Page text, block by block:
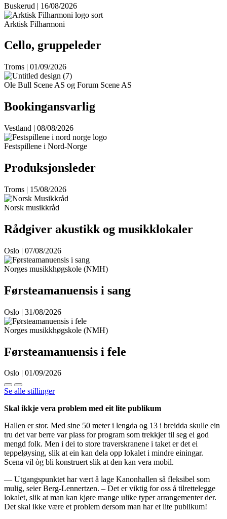
Buskerud | 16/08/2026
Arktisk Filharmoni
Cello, gruppeleder
Troms | 01/09/2026
Ole Bull Scene AS og Forum Scene AS
Bookingansvarlig
Vestland | 08/08/2026
Festspillene i Nord-Norge
Produksjonsleder
Troms | 15/08/2026
Norsk musikkråd
Rådgiver akustikk og musikklokaler
Oslo | 07/08/2026
Norges musikkhøgskole (NMH)
Førsteamanuensis i sang
Oslo | 31/08/2026
Norges musikkhøgskole (NMH)
Førsteamanuensis i fele
Oslo | 01/09/2026
Se alle stillinger
Skal ikkje vera problem med eit lite publikum
Hallen er stor. Med sine 50 meter i lengda og 13 i breidda skulle ein
tru det var berre var plass for program som trekkjer til seg ei god
mengd folk. Men i dei to store traverskranene i taket er det ei
teppeløysing, slik at ein kan dela opp lokalet i mindre einingar.
Scena vil òg bli konstruert slik at den kan vera mobil.
— Utgangspunktet har vært å lage Kanonhallen så fleksibel som
mulig, seier Berg-Lennertzen. – Det er viktig for oss å tilrettelegge
lokalet, slik at man kan kjøre mange ulike typer arrangementer der.
Det skal ikke være et problem dersom man har et lite publikum!